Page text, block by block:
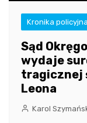
Kronika policyjna
Sąd
wydaje
tragicznej
Leona
Karol